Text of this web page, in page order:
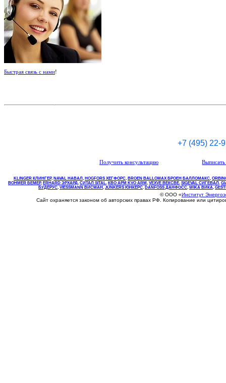
Быстрая связь с нами!
+7 (495) 22-
Получить консультацию
KLINGER КЛИНГЕР, NAVAL НАВАЛ , НOGFORS ХЕГФОРС, BROEN BALLOMAX БРОЕН БАЛЛОМАКС,
BOHMER БЕМЕР, ERHARD ЭРХАРД, СИТАЛ SITAL, КВО АРМ KVO ARM, VEXVE ВЕКСВЕ, SIGEVAL СИГЕВАЛ ,
БУДЕРУС, VIESSMANN ВИСМАН , JUNKERS ЮНКЕРС. DANFOSS ДАНФОСС, WIKA ВИКА,
© ООО «Институт
Сайт охраняется законом об авторских правах РФ. Копирование или